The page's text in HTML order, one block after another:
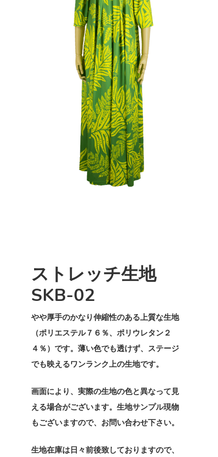
ストレッチ生地
SKB-02
やや厚手のかなり伸縮性のある上質な生地
（ポリエステル７６％、ポリウレタン２
４％）です。薄い色でも透けず、ステージ
でも映えるワンランク上の生地です。
画面により、実際の生地の色と異なって見
える場合がございます。生地サンプル現物
もございますので、お問い合わせ下さい。
生地在庫は日々前後致しておりますので、